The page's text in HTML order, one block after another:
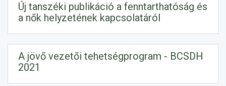
Új tanszéki publikáció a fenntarthatóság és
a nők helyzetének kapcsolatáról
A jövő vezetői tehetségprogram - BCSDH
2021